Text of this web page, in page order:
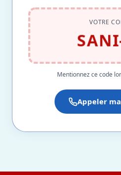
VOTRE
Mentionnez ce code
Appeler